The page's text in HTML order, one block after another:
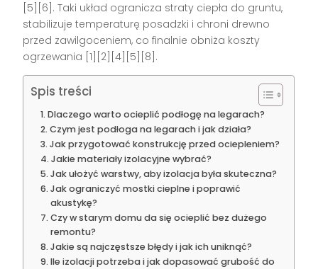
[5][6]. Taki układ ogranicza straty ciepła do gruntu,
stabilizuje temperaturę posadzki i chroni drewno
przed zawilgoceniem, co finalnie obniża koszty
ogrzewania [1][2][4][5][8].
Spis treści
Dlaczego warto ocieplić podłogę na legarach?
Czym jest podłoga na legarach i jak działa?
Jak przygotować konstrukcję przed ociepleniem?
Jakie materiały izolacyjne wybrać?
Jak ułożyć warstwy, aby izolacja była skuteczna?
Jak ograniczyć mostki cieplne i poprawić
akustykę?
Czy w starym domu da się ocieplić bez dużego
remontu?
Jakie są najczęstsze błędy i jak ich uniknąć?
Ile izolacji potrzeba i jak dopasować grubość do